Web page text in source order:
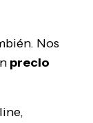
Nos
precio